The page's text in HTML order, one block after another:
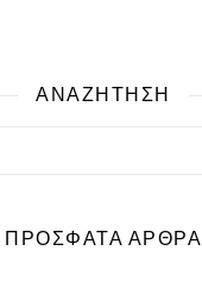
ΑΝΑΖΗΤΗΣΗ
ΠΡΟΣΦΑΤΑ ΑΡΘΡΑ